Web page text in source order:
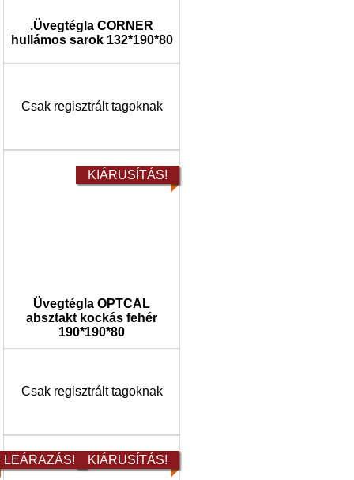
.Üvegtégla CORNER
hullámos sarok 132*190*80
Csak regisztrált tagoknak
Üvegtégla OPTCAL
absztakt kockás fehér
190*190*80
Csak regisztrált tagoknak
KIÁRUSÍTÁS!
LEÁRAZÁS! KIÁRUSÍTÁS!